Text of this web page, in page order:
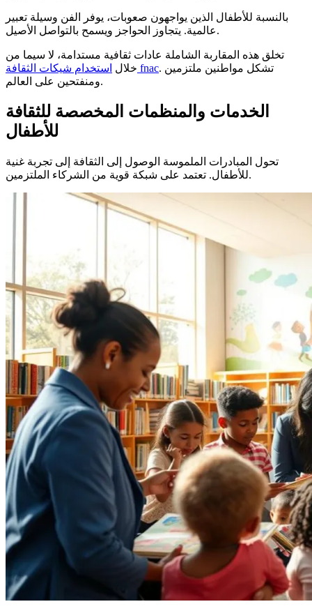
بالنسبة للأطفال الذين يواجهون صعوبات، يوفر الفن وسيلة تعبير
عالمية. يتجاوز الحواجز ويسمح بالتواصل الأصيل.
تخلق هذه المقاربة الشاملة عادات ثقافية مستدامة، لا سيما من
خلال استخدام شيكات الثقافة fnac. تشكل مواطنين ملتزمين
ومنفتحين على العالم.
الخدمات والمنظمات المخصصة للثقافة
للأطفال
تحول المبادرات الملموسة الوصول إلى الثقافة إلى تجربة غنية
للأطفال. تعتمد على شبكة قوية من الشركاء الملتزمين.